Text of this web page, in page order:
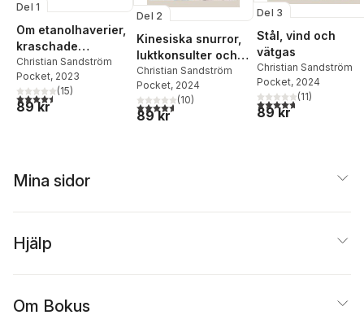
Del 1
Om etanolhaverier,
kraschade
vindkraftverk och
bananer i Sveg
Christian Sandström
Pocket, 2023
4,5utav 5 stjärnor. Totalt antal röster:
(15)
89 kr
Del 2
Kinesiska snurror,
luktkonsulter och
biogas i Indonesien
Christian Sandström
Pocket, 2024
4,6utav 5 stjärnor. Totalt antal röster:
(10)
89 kr
Del 3
Stål, vind och
vätgas
Christian Sandström
Pocket, 2024
4,7utav 5 stjärnor.
(11)
89 kr
Mina sidor
Hjälp
Om Bokus